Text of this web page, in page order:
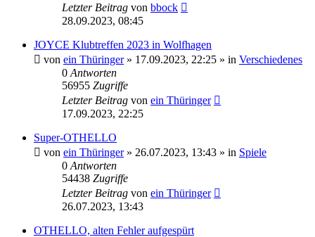
Letzter Beitrag von bbock
28.09.2023, 08:45
JOYCE Klubtreffen 2023 in Wolfhagen
von ein Thüringer» 17.09.2023, 22:25 » in Verschiedenes
0 Antworten
56955 Zugriffe
Letzter Beitrag von ein Thüringer
17.09.2023, 22:25
Super-OTHELLO
von ein Thüringer» 26.07.2023, 13:43 » in Spiele
0 Antworten
54438 Zugriffe
Letzter Beitrag von ein Thüringer
26.07.2023, 13:43
OTHELLO, alten Fehler aufgespürt